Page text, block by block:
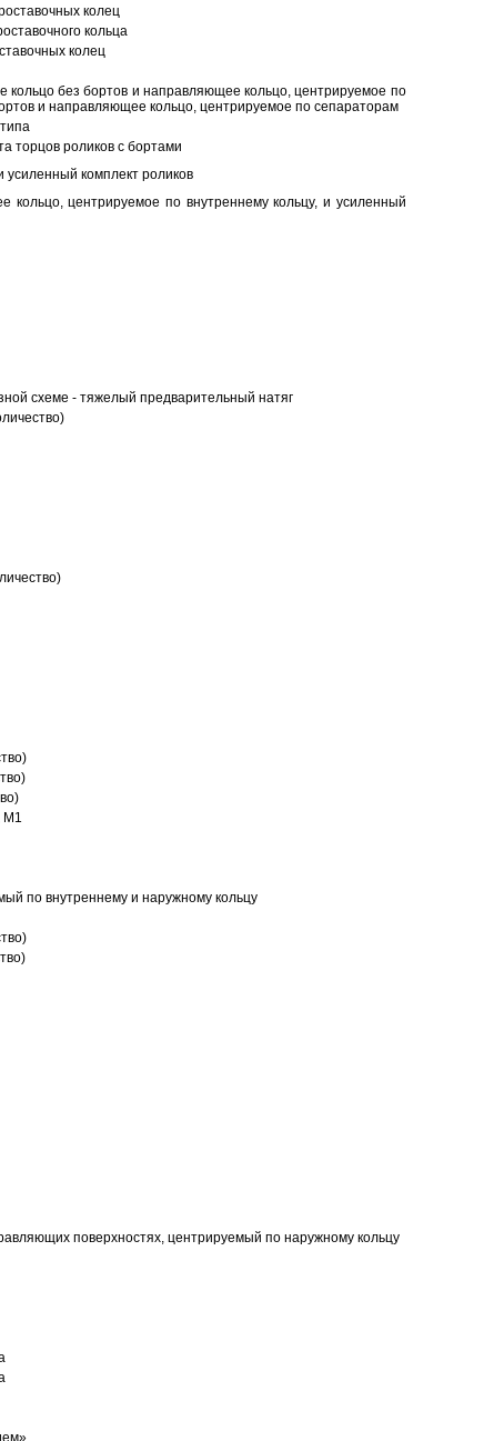
колец
кольца
колец
кольцо без бортов и направляющее кольцо, центрируемое по
и направляющее кольцо, центрируемое по сепараторам
торцов роликов с бортами
усиленный комплект роликов
центрируемое по внутреннему кольцу, и усиленный
схеме - тяжелый предварительный натяг
по внутреннему и наружному кольцу
поверхностях, центрируемый по наружному кольцу